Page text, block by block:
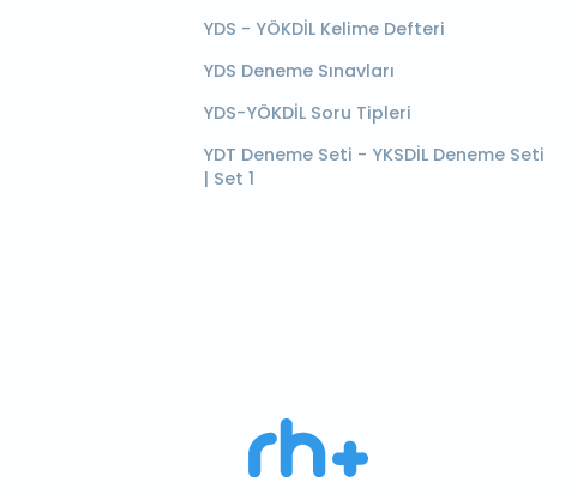
YDS - YÖKDİL Kelime Defteri
YDS Deneme Sınavları
YDS-YÖKDİL Soru Tipleri
YDT Deneme Seti - YKSDİL Deneme Seti
| Set 1